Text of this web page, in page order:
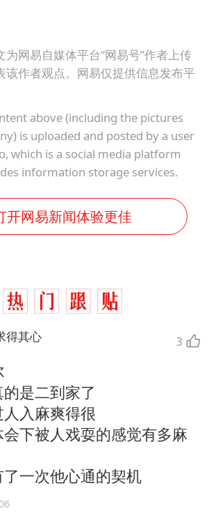
为网易自媒体平台“网易号”作者上传
该作者观点。网易仅提供信息发布平
above (including the pictures
is uploaded and posted by a user
which is a social media platform
information storage services.
开网易新闻体验更佳
得其心 3
是二到家了
入麻爽得很
下被人戏耍的感觉有多麻
一次他心通的契机